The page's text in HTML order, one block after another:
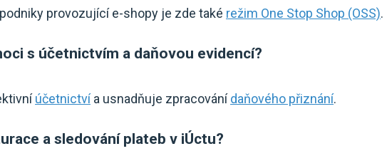
provozující e-shopy je zde také režim One Stop Shop (OSS).
s účetnictvím a daňovou evidencí?
účetnictvía usnadňuje zpracovánídaňového přiznání.
a sledování plateb v iÚctu?